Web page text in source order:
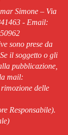
Simone – Via
- Email:
sono prese da
il soggetto o gli
pubblicazione,
mail:
delle
Responsabile).